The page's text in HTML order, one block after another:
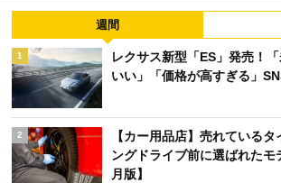
週間
1
レクサス新型「ES」発売！
いい」「価格が高すぎる」
2
【カー用品店】売れている
ングドライブ前に選ばれた
月版】